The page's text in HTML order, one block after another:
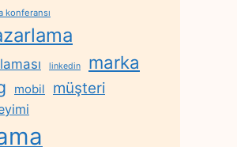
konferansı
linkedin marka
mobil müşteri